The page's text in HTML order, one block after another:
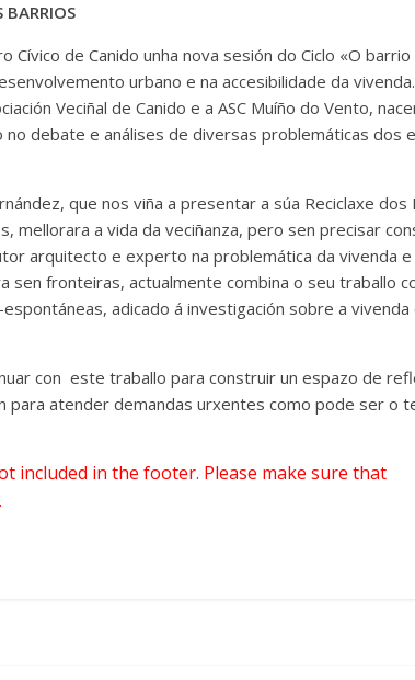
BARRIOS
de Canido unha nova sesión do Ciclo «O barrio
urbano e na accesibilidade da
Veciñal de Canido e a ASC Muíño do Vento,
debate e análises de diversas problemáticas dos
que nos viña a presentar a súa Reciclaxe dos
mellorara a vida da veciñanza, pero sen precisar
arquitecto e experto na problemática da vivenda e
sen fronteiras, actualmente combina o seu traballo
adicado á investigación sobre a vivenda
con este traballo para construir un espazo de
atender demandas urxentes como pode ser o
included in the footer. Please make sure that